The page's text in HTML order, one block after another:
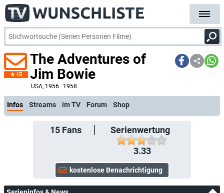
15
The Adventures of
Jim Bowie
USA, 1956–1958
Infos Streams im TV Forum Shop
15Fans
Serienwertung
3.33